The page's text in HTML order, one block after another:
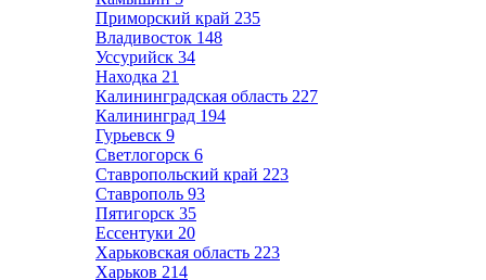
Приморский край 235
Владивосток 148
Уссурийск 34
Находка 21
Калининградская область 227
Калининград 194
Гурьевск 9
Светлогорск 6
Ставропольский край 223
Ставрополь 93
Пятигорск 35
Ессентуки 20
Харьковская область 223
Харьков 214